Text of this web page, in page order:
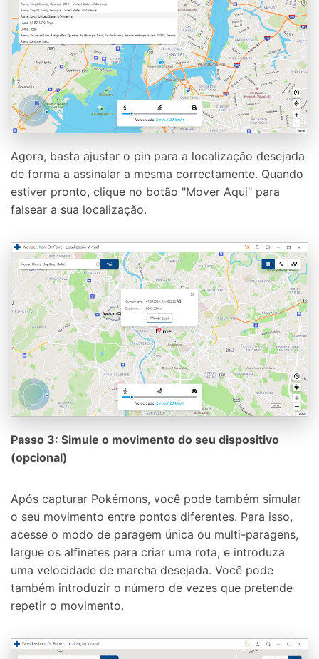
Agora, basta ajustar o pin para a localização desejada
de forma a assinalar a mesma correctamente. Quando
estiver pronto, clique no botão "Mover Aqui" para
falsear a sua localização.
Passo 3: Simule o movimento do seu dispositivo
(opcional)
Após capturar Pokémons, você pode também simular
o seu movimento entre pontos diferentes. Para isso,
acesse o modo de paragem única ou multi-paragens,
largue os alfinetes para criar uma rota, e introduza
uma velocidade de marcha desejada. Você pode
também introduzir o número de vezes que pretende
repetir o movimento.